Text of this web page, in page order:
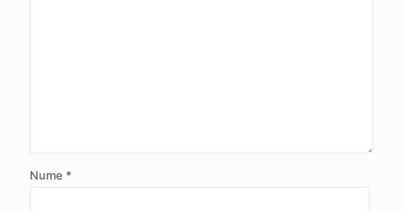
Nume *